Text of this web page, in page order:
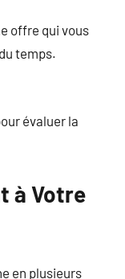
offre qui vous
temps.
évaluer la
à Votre
en plusieurs